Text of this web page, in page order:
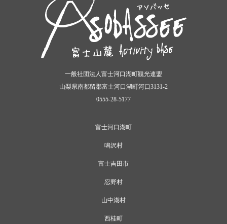
一般社団法人富士河口湖町観光連盟
山梨県南都留郡富士河口湖町河口3131-2
0555-28-5177
富士河口湖町
鳴沢村
富士吉田市
忍野村
山中湖村
西桂町